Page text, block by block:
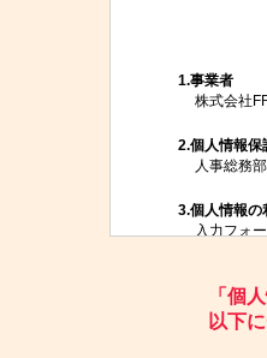
1.事業者
株式会社
2.個人情報保
人事総務
3.個人情報の
入力フォ
お問い
レプト
ご案内
「個
以下